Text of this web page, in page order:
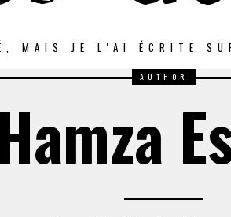
MAIS JE L'AI ÉCRITE
AUTHOR
Hamza